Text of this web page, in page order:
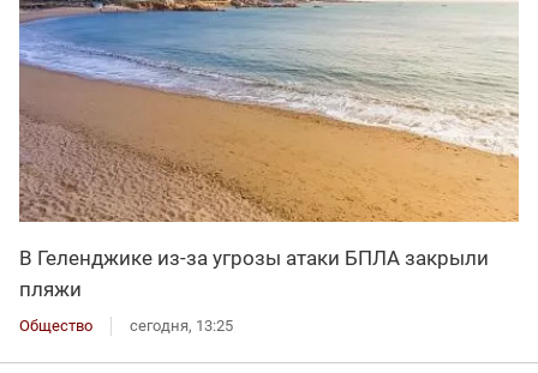
В Геленджике из-за угрозы атаки БПЛА закрыли
пляжи
Общество сегодня, 13:25